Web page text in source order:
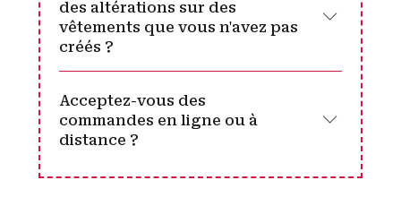
des altérations sur des
vêtements que vous n'avez pas
créés ?
Acceptez-vous des
commandes en ligne ou à
distance ?